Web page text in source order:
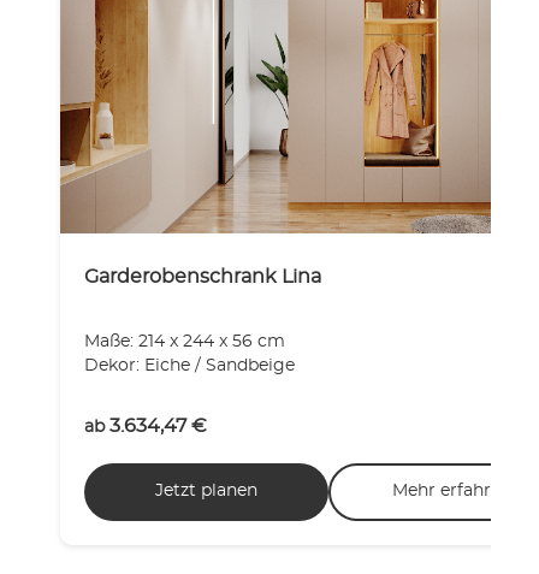
Garderobenschrank Lina
Maße: 214 x 244 x 56 cm
Dekor: Eiche / Sandbeige
ab 3.634,47 €
Jetzt planen Mehr erfahren